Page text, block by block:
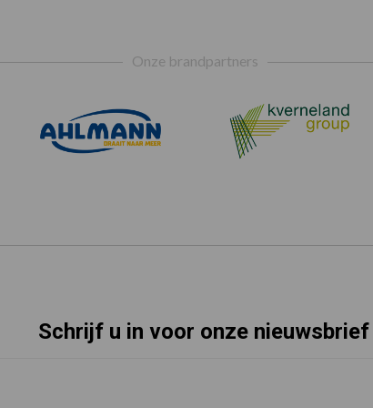
Onze brandpartners
Schrijf u in voor onze nieuwsbrief